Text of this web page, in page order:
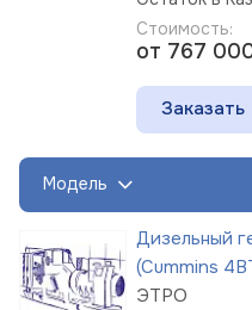
Стоимость:
от 767
Заказать
Модель
Дизельный
(Cummins
ЭТРО